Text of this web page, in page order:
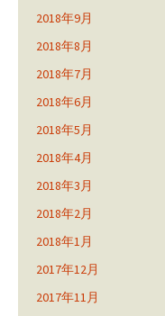
2018年9月
2018年8月
2018年7月
2018年6月
2018年5月
2018年4月
2018年3月
2018年2月
2018年1月
2017年12月
2017年11月